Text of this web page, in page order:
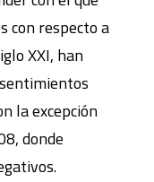
con respecto a
XXI, han
la excepción
donde